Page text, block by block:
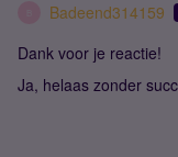
Badeend314159
Dank voor je reactie!
Ja, helaas zonder